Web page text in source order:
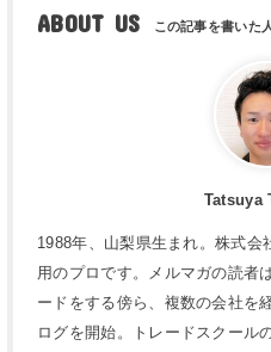
ABOUT US
Tatsuya
1988年、山梨県生まれ。株式
用のプロです。メルマガの読者
ードをする傍ら、複数の会社を
ログを開始。トレードスクール